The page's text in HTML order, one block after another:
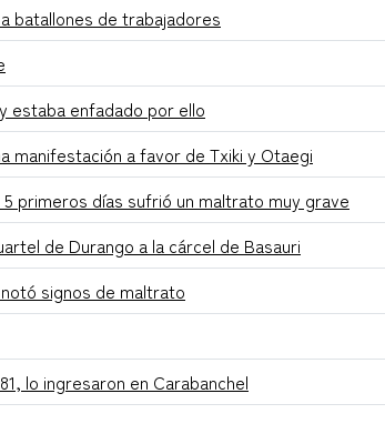
batallones de trabajadores
estaba enfadado por ello
manifestación a favor de Txiki y Otaegi
primeros días sufrió un maltrato muy grave
de Durango a la cárcel de Basauri
signos de maltrato
lo ingresaron en Carabanchel